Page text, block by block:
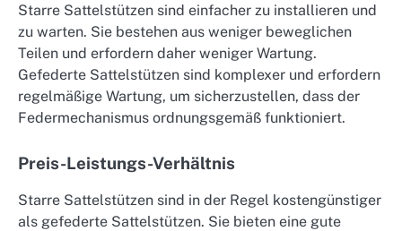
Starre Sattelstützen sind einfacher zu installieren und
zu warten. Sie bestehen aus weniger beweglichen
Teilen und erfordern daher weniger Wartung.
Gefederte Sattelstützen sind komplexer und erfordern
regelmäßige Wartung, um sicherzustellen, dass der
Federmechanismus ordnungsgemäß funktioniert.
Preis-Leistungs-Verhältnis
Starre Sattelstützen sind in der Regel kostengünstiger
als gefederte Sattelstützen. Sie bieten eine gute